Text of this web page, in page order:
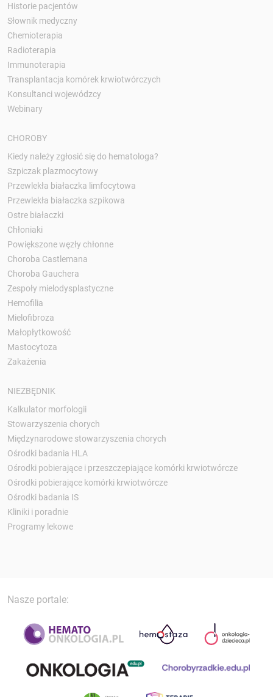
Historie pacjentów
Słownik medyczny
Chemioterapia
Radioterapia
Immunoterapia
Transplantacja komórek krwiotwórczych
Konsultanci wojewódzcy
Webinary
CHOROBY
Kiedy należy zgłosić się do hematologa?
Szpiczak plazmocytowy
Przewlekła białaczka limfocytowa
Przewlekła białaczka szpikowa
Ostre białaczki
Chłoniaki
Powiększone węzły chłonne
Choroba Castlemana
Choroba Gauchera
Zespoły mielodysplastyczne
Hemofilia
Mielofibroza
Małopłytkowość
Mastocytoza
Zakażenia
NIEZBĘDNIK
Kalkulator morfologii
Stowarzyszenia chorych
Międzynarodowe stowarzyszenia chorych
Ośrodki badania HLA
Ośrodki pobierające i przeszczepiające komórki krwiotwórcze
Ośrodki pobierające komórki krwiotwórcze
Ośrodki badania IS
Kliniki i poradnie
Programy lekowe
Nasze portale: